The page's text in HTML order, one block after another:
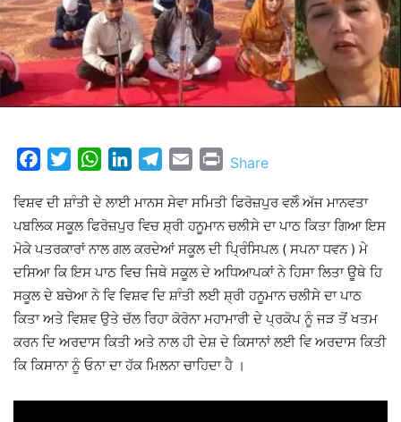
FacebookTwitterWhatsAppLinkedInTelegram
Email Print
Share
ਵਿਸ਼ਵ ਦੀ ਸ਼ਾੰਤੀ ਦੇ ਲਾਈ ਮਾਨਸ ਸੇਵਾ ਸਮਿਤੀ ਫਿਰੋਜ਼ਪੁਰ ਵਲੋੰ ਅੱਜ ਮਾਨਵਤਾ
ਪਬਲਿਕ ਸਕੂਲ ਫਿਰੋਜ਼ਪੁਰ ਵਿਚ ਸ਼੍ਰੀ ਹਨੂਮਾਨ ਚਲੀਸੇ ਦਾ ਪਾਠ ਕਿਤਾ ਗਿਆ ਇਸ
ਮੋਕੇ ਪਤਰਕਾਰਾਂ ਨਾਲ ਗਲ ਕਰਦੇਆਂ ਸਕੂਲ ਦੀ ਪ੍ਰਿੰਸਿਪਲ ( ਸਪਨਾ ਧਵਨ ) ਮੇ
ਦਸਿਆ ਕਿ ਇਸ ਪਾਠ ਵਿਚ ਜਿਥੇ ਸਕੂਲ ਦੇ ਅਧਿਆਪਕਾਂ ਨੇ ਹਿਸਾ ਲਿਤਾ ਊਥੇ ਹਿ
ਸਕੂਲ ਦੇ ਬਚੇਆ ਨੇ ਵਿ ਵਿਸ਼ਵ ਦਿ ਸ਼ਾੰਤੀ ਲਈ ਸ਼੍ਰੀ ਹਨੂਮਾਨ ਚਲੀਸੇ ਦਾ ਪਾਠ
ਕਿਤਾ ਅਤੇ ਵਿਸ਼ਵ ਉਤੇ ਚੱਲ ਰਿਹਾ ਕੋਰੋਨਾ ਮਹਾਮਾਰੀ ਦੇ ਪ੍ਰਕੋਪ ਨੂੰ ਜੜ ਤੋਂ ਖਤਮ
ਕਰਨ ਦਿ ਅਰਦਾਸ ਕਿਤੀ ਅਤੇ ਨਾਲ ਹੀ ਦੇਸ਼ ਦੇ ਕਿਸਾਨਾਂ ਲਈ ਵਿ ਅਰਦਾਸ ਕਿਤੀ
ਕਿ ਕਿਸਾਨਾ ਨੂੰ ਓਨਾ ਦਾ ਹੱਕ ਮਿਲਨਾ ਚਾਹਿਦਾ ਹੈ ।